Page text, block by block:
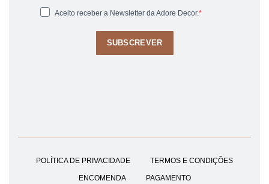
Aceito receber a Newsletter da Adore Decor.
SUBSCREVER
POLÍTICA DE PRIVACIDADE TERMOS E CONDIÇÕES
ENCOMENDA PAGAMENTO